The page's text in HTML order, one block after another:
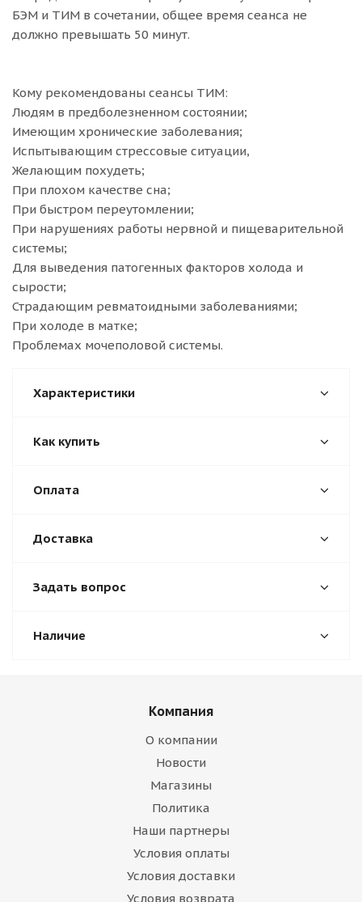
БЭМ и ТИМ в сочетании, общее время сеанса не
должно превышать 50 минут.
Кому рекомендованы сеансы ТИМ:
Людям в предболезненном состоянии;
Имеющим хронические заболевания;
Испытывающим стрессовые ситуации,
Желающим похудеть;
При плохом качестве сна;
При быстром переутомлении;
При нарушениях работы нервной и пищеварительной
системы;
Для выведения патогенных факторов холода и
сырости;
Страдающим ревматоидными заболеваниями;
При холоде в матке;
Проблемах мочеполовой системы.
Характеристики
Как купить
Оплата
Доставка
Задать вопрос
Наличие
Компания
О компании
Новости
Магазины
Политика
Наши партнеры
Условия оплаты
Условия доставки
Условия возврата